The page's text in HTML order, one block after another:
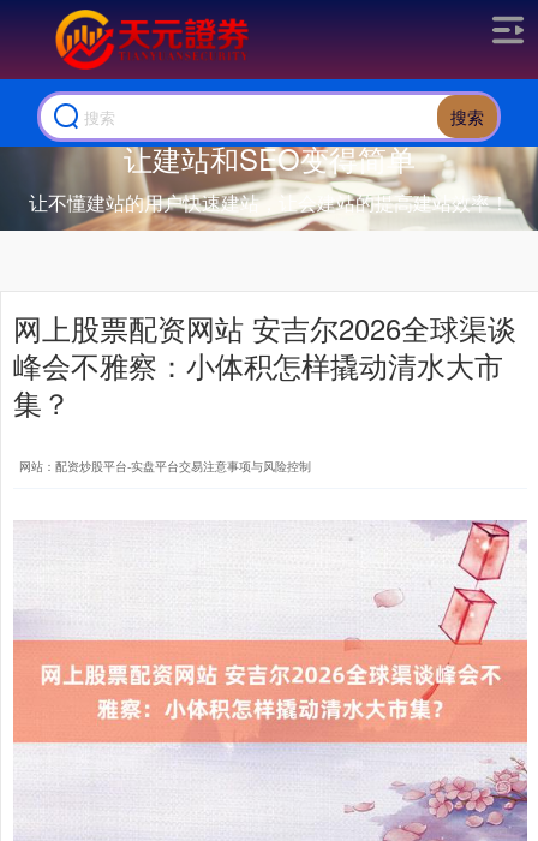
搜索
让建站和SEO变得简单
让不懂建站的用户快速建站，让会建站的提高建站效率！
网上股票配资网站 安吉尔2026全球渠谈
峰会不雅察：小体积怎样撬动清水大市
集？
网站：配资炒股平台-实盘平台交易注意事项与风险控制